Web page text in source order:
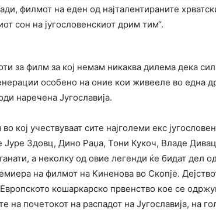
филмот на еден од најталентираните
сон на југословенскиот дрим тим“.
за филм за кој немам никаква дилема дека
особено на оние кои живееле во една
наречена Југославија.
кој учествуваат сите најголеми екс
Јуре Здовц, Дино Раџа, Тони Кукоч, Владе
а неколку од овие легенди ќе бидат дел
на филмот на Киненова во Скопје.
кошаркарско првенство кое се
на почетокот на распадот на Југославија, на